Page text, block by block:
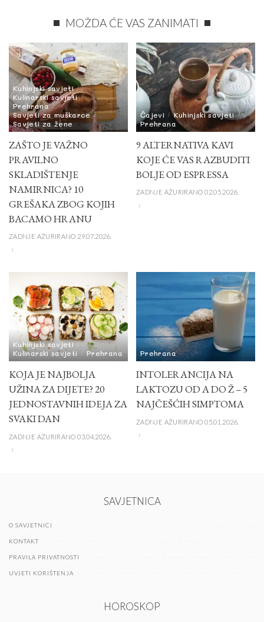
MOŽDA ĆE VAS ZANIMATI
Kuhinjski savjeti
Kulinarski savjeti
Prehrana
Savjeti za muškarce
Savjeti za žene
ZAŠTO JE VAŽNO
PRAVILNO
SKLADIŠTENJE
NAMIRNICA? 10
GREŠAKA ZBOG KOJIH
BACAMO HRANU
ZADNJE AŽURIRANO 29.07.2026.
Čajevi
Kuhinjski savjeti
Prehrana
9 ALTERNATIVA KAVI
KOJE ĆE VAS RAZBUDITI
BOLJE OD ESPRESSA
ZADNJE AŽURIRANO 02.05.2026.
Kuhinjski savjeti
Kulinarski savjeti
Prehrana
KOJA JE NAJBOLJA
UŽINA ZA DIJETE? 20
JEDNOSTAVNIH IDEJA ZA
SVAKI DAN
ZADNJE AŽURIRANO 03.04.2026.
Prehrana
INTOLERANCIJA NA
LAKTOZU OD A DO Ž – 5
NAJČEŠĆIH SIMPTOMA
ZADNJE AŽURIRANO 05.01.2026.
SAVJETNICA
O SAVJETNICI
KONTAKT
PRAVILA PRIVATNOSTI
UVJETI KORIŠTENJA
HOROSKOP